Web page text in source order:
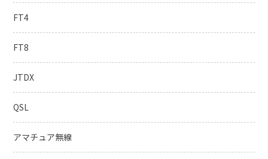
FT4
FT8
JTDX
QSL
アマチュア無線